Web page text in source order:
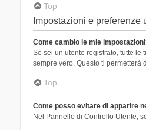
Top
Impostazioni e preferenze
Come cambio le mie
Se sei un utente registrato, tutte
sempre vero. Questo ti permetterà
Top
Come posso evitare di apparire
Nel Pannello di Controllo Utente,